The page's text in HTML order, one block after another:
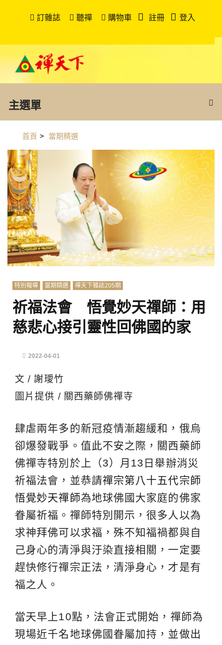
訂雜誌 聽禪 購物車 註冊 登入
主選單
首頁 > 當期精選
特別報導 當期精選 禪天下雜誌205期
祈福法會 悟覺妙天禪師：用
慈悲心接引靈性回佛國的家
2022-04-01
文 / 謝璦竹
圖片提供 / 關西藥師佛禪寺
肆虐兩年多的新冠疫情漸趨緩和，俄烏
卻爆發戰爭。值此不安之際，關西藥師
佛禪寺特別於上（3）月13日舉辦消災
祈福法會，並恭請禪宗第八十五代宗師
悟覺妙天禪師為地球佛國大家庭的佛家
眷屬祈福。禪師特別開示，很多人以為
求神拜佛可以求福，殊不知福禍都與自
己身心的清淨與汙染直接相關，一定要
趕快修行禪宗正法，清淨身心，才是有
福之人。
當天早上10點，法會正式開始，禪師為
現場近千名地球佛國眷屬加持，並做出